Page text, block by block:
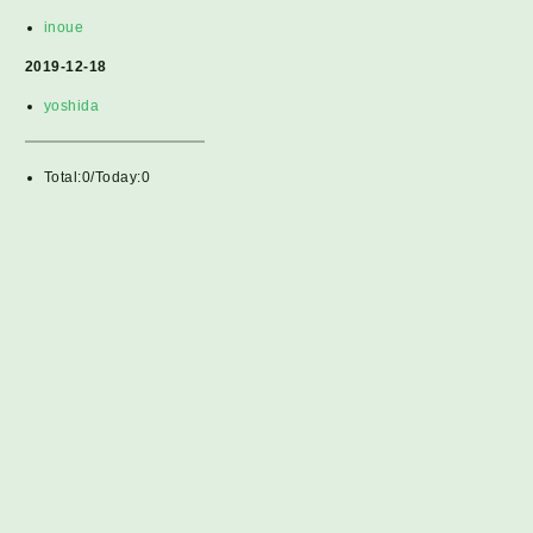
inoue
2019-12-18
yoshida
Total:0/Today:0